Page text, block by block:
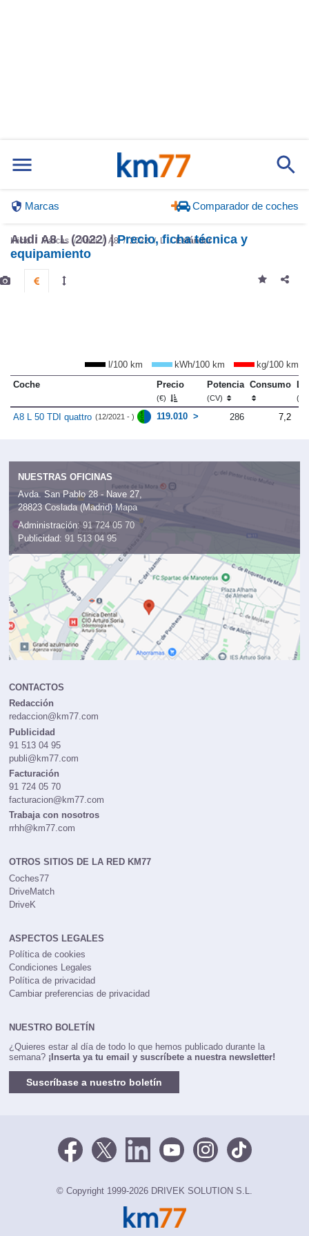
Marcas Comparador de coches
Inicio Marcas Audi A8 2022 L Estándar
Audi A8 L (2022) |Precio, ficha técnica y
equipamiento
l/100 km kWh/100 km
kg/100 km
Coche
Precio
(€)
Potencia
(CV)
Consumo
A8 L 50 TDI quattro (12/2021 - ) 119.010 286 7,2
NUESTRAS OFICINAS
Avda. San Pablo 28 - Nave 27,
28823 Coslada (Madrid) Mapa
Administración: 91 724 05 70
Publicidad: 91 513 04 95
CONTACTOS
Redacción
redaccion@km77.com
Publicidad
91 513 04 95
publi@km77.com
Facturación
91 724 05 70
facturacion@km77.com
Trabaja con nosotros
rrhh@km77.com
OTROS SITIOS DE LA RED KM77
Coches77
DriveMatch
DriveK
ASPECTOS LEGALES
Política de cookies
Condiciones Legales
Política de privacidad
Cambiar preferencias de privacidad
NUESTRO BOLETÍN
¿Quieres estar al día de todo lo que hemos publicado durante la
semana? ¡Inserta ya tu email y suscríbete a nuestra newsletter!
Suscríbase a nuestro boletín
© Copyright 1999-2026 DRIVEK SOLUTION S.L.